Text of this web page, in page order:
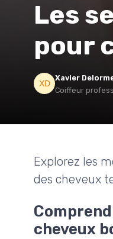
Les
pour
Xavier
Coiffeur
Explorez les
des cheveux
cheveux